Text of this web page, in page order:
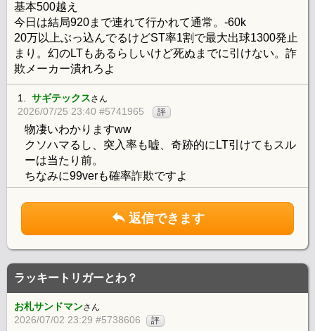
基本500越え
今日は結局920まで連れて行かれて通常。-60k
20万以上ぶっ込んでるけどST率1割で最大出球1300発止
まり。幻のLTもあるらしいけど死ぬまでに引けない。詐
欺メーカー潰れろよ
1. サギテックスさん
2026/07/25 23:40 #5741965 評
物凄いわかりますww
クソハマるし、突入率も嘘、奇跡的にLT引けてもスル
ーは当たり前。
ちなみに99verも確率詐欺ですよ
返信できます
ラッキートリガーとわ？
お札サンドマンさん
2026/07/02 23:29 #5738606 評